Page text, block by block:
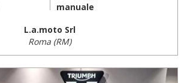
manuale
L.a.moto Srl
Roma (RM)